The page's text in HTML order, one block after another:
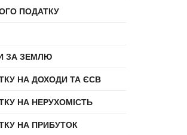
ПОДАТКУ
ЗА ЗЕМЛЮ
НА ДОХОДИ ТА ЄСВ
НА НЕРУХОМІСТЬ
НА ПРИБУТОК